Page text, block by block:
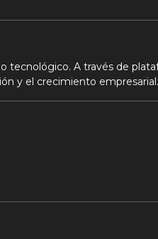
tecnológico. A través de
y el crecimiento empresarial.